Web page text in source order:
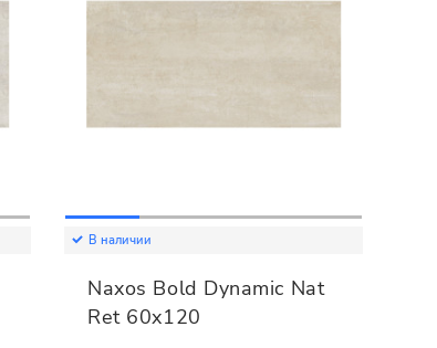
В наличии
Naxos Bold Dynamic Nat
Ret 60x120